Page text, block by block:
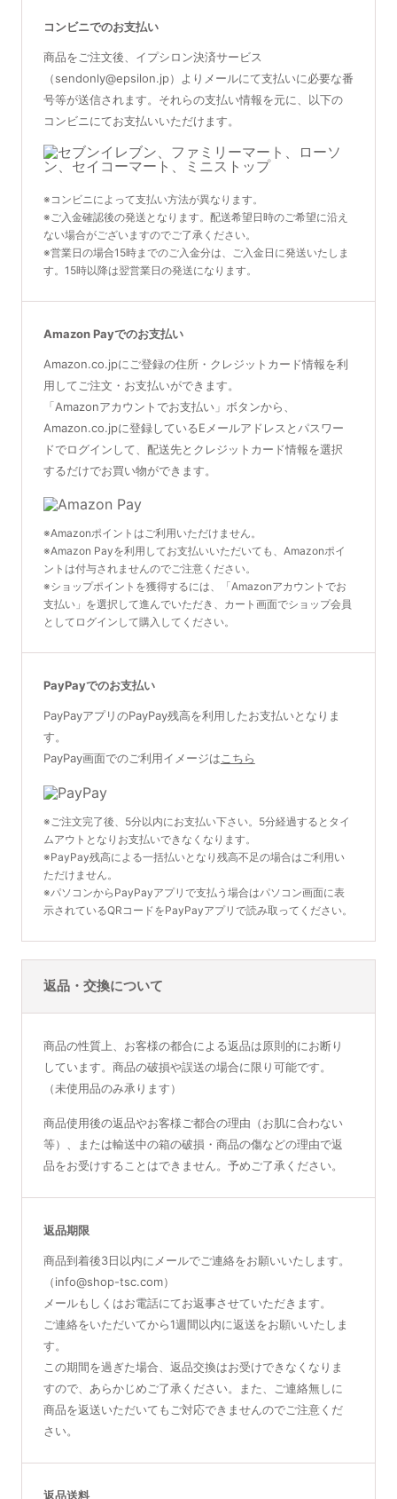
コンビニでのお支払い
商品をご注文後、イプシロン決済サービス
（sendonly@epsilon.jp）よりメールにて支払いに必要な番
号等が送信されます。それらの支払い情報を元に、以下の
コンビニにてお支払いいただけます。
※コンビニによって支払い方法が異なります。
※ご入金確認後の発送となります。配送希望日時のご希望に沿え
ない場合がございますのでご了承ください。
※営業日の場合15時までのご入金分は、ご入金日に発送いたしま
す。15時以降は翌営業日の発送になります。
Amazon Payでのお支払い
Amazon.co.jpにご登録の住所・クレジットカード情報を利
用してご注文・お支払いができます。
「Amazonアカウントでお支払い」ボタンから、
Amazon.co.jpに登録しているEメールアドレスとパスワー
ドでログインして、配送先とクレジットカード情報を選択
するだけでお買い物ができます。
※Amazonポイントはご利用いただけません。
※Amazon Payを利用してお支払いいただいても、Amazonポイ
ントは付与されませんのでご注意ください。
※ショップポイントを獲得するには、「Amazonアカウントでお
支払い」を選択して進んでいただき、カート画面でショップ会員
としてログインして購入してください。
PayPayでのお支払い
PayPayアプリのPayPay残高を利用したお支払いとなりま
す。
PayPay画面でのご利用イメージは こちら
※ご注文完了後、5分以内にお支払い下さい。5分経過するとタイ
ムアウトとなりお支払いできなくなります。
※PayPay残高による一括払いとなり残高不足の場合はご利用い
ただけません。
※パソコンからPayPayアプリで支払う場合はパソコン画面に表
示されているQRコードをPayPayアプリで読み取ってください。
返品・交換について
商品の性質上、お客様の都合による返品は原則的にお断り
しています。商品の破損や誤送の場合に限り可能です。
（未使用品のみ承ります）
商品使用後の返品やお客様ご都合の理由（お肌に合わない
等）、または輸送中の箱の破損・商品の傷などの理由で返
品をお受けすることはできません。予めご了承ください。
返品期限
商品到着後3日以内にメールでご連絡をお願いいたします。
（info@shop-tsc.com）
メールもしくはお電話にてお返事させていただきます。
ご連絡をいただいてから1週間以内に返送をお願いいたしま
す。
この期間を過ぎた場合、返品交換はお受けできなくなりま
すので、あらかじめご了承ください。また、ご連絡無しに
商品を返送いただいてもご対応できませんのでご注意くだ
さい。
返品送料